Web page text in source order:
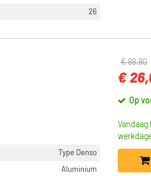
26
Type Denso
Aluminium
€ 88,80
€
Op